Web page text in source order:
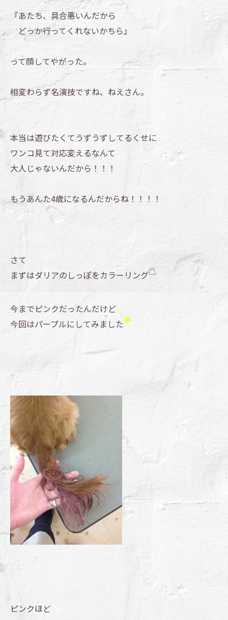
『あたち、具合悪いんだから
どっか行ってくれないかちら』
って顔してやがった。
相変わらず名演技ですね、ねえさん。
本当は遊びたくてうずうずしてるくせに
ワンコ見て対応変えるなんて
大人じゃないんだから！！！
もうあんた4歳になるんだからね！！！！
さて
まずはダリアのしっぽをカラーリング
今までピンクだったんだけど
今回はパープルにしてみました
ピンクほど